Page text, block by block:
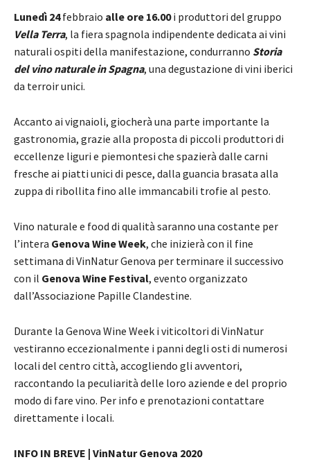
Lunedì 24febbraio alle ore 16.00i produttori del gruppo
Vella Terra, la fiera spagnola indipendente dedicata ai vini
naturali ospiti della manifestazione, condurranno Storia
del vino naturale in Spagna, una degustazione di vini iberici
da terroir unici.
Accanto ai vignaioli, giocherà una parte importante la
gastronomia, grazie alla proposta di piccoli produttori di
eccellenze liguri e piemontesi che spazierà dalle carni
fresche ai piatti unici di pesce, dalla guancia brasata alla
zuppa di ribollita fino alle immancabili trofie al pesto.
Vino naturale e food di qualità saranno una costante per
l’intera Genova Wine Week, che inizierà con il fine
settimana di VinNatur Genova per terminare il successivo
con il Genova Wine Festival, evento organizzato
dall’Associazione Papille Clandestine.
Durante la Genova Wine Week i viticoltori di VinNatur
vestiranno eccezionalmente i panni degli osti di numerosi
locali del centro città, accogliendo gli avventori,
raccontando la peculiarità delle loro aziende e del proprio
modo di fare vino. Per info e prenotazioni contattare
direttamente i locali.
INFO IN BREVE | VinNatur Genova 2020